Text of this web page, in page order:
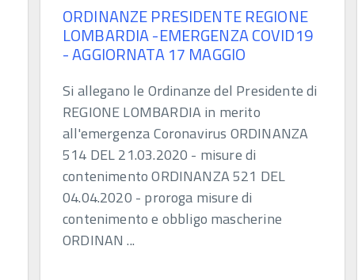
ORDINANZE PRESIDENTE REGIONE
LOMBARDIA -EMERGENZA COVID19
- AGGIORNATA 17 MAGGIO
Si allegano le Ordinanze del Presidente di
REGIONE LOMBARDIA in merito
all'emergenza Coronavirus ORDINANZA
514 DEL 21.03.2020 - misure di
contenimento ORDINANZA 521 DEL
04.04.2020 - proroga misure di
contenimento e obbligo mascherine
ORDINAN ...